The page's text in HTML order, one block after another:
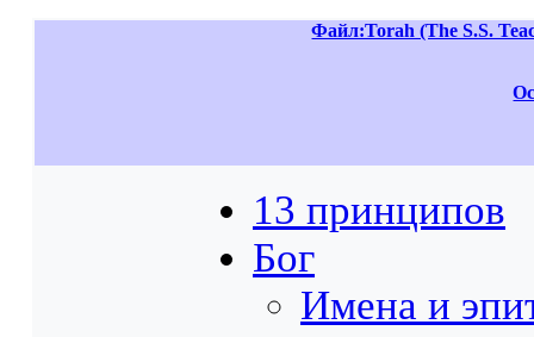
Файл:Torah (The S.S.
13 принципов
Бог
Имена и